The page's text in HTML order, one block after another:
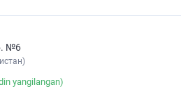
№6
yangilangan)